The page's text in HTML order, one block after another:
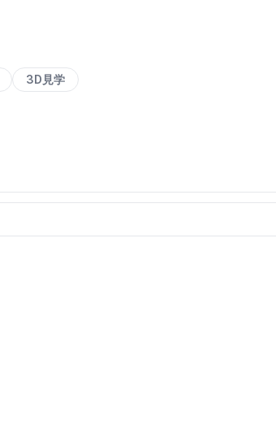
3D見学